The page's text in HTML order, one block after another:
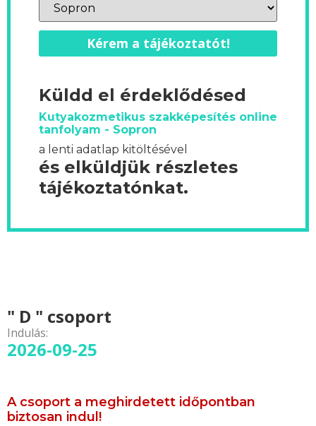
Kérem a tájékoztatót!
Küldd el érdeklődésed
Kutyakozmetikus szakképesítés online
tanfolyam - Sopron
a lenti adatlap kitöltésével
és elküldjük részletes
tájékoztatónkat.
" D " csoport
Indulás:
2026-09-25
A csoport a meghirdetett időpontban
biztosan indul!